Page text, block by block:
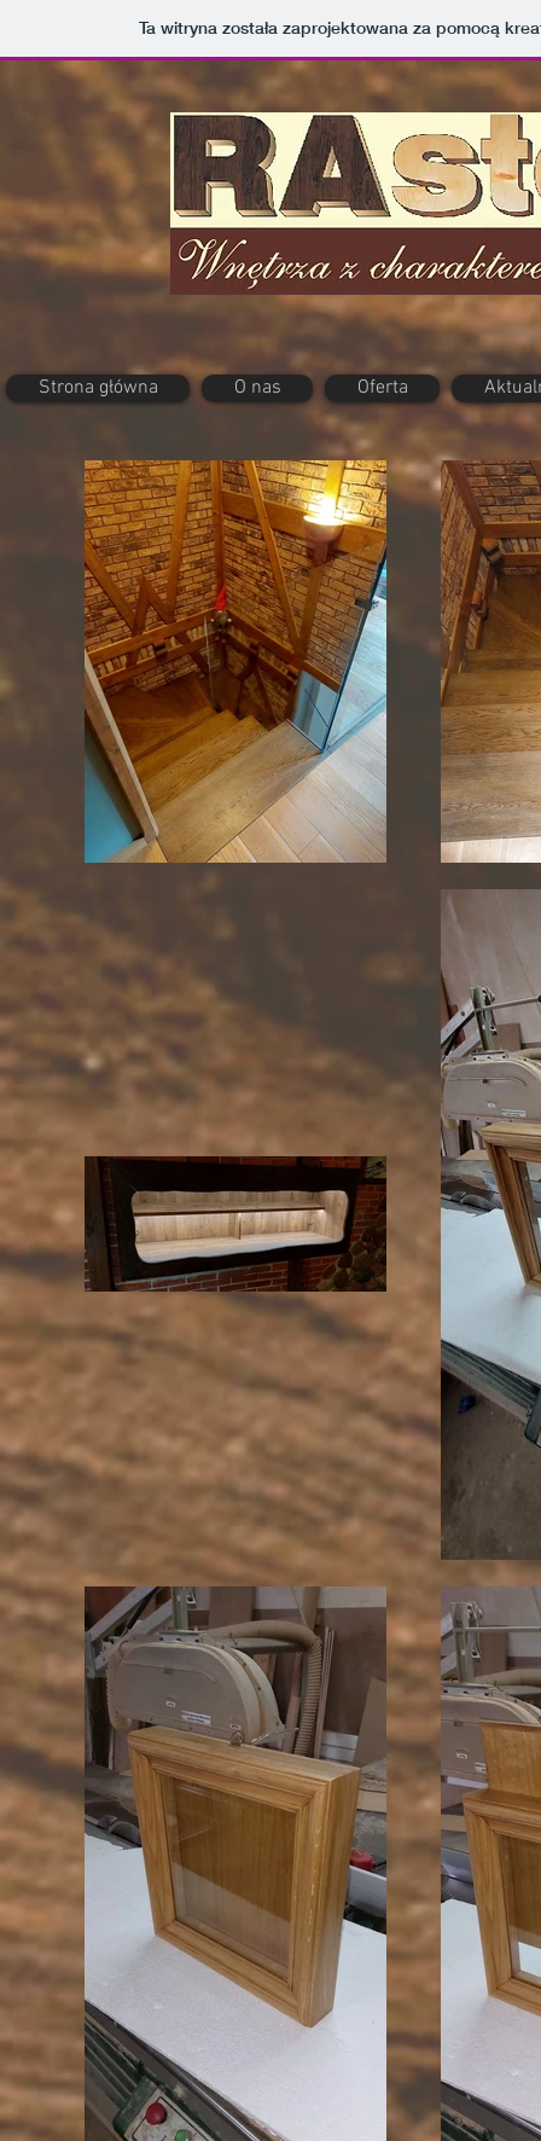
Ta witryna została zaprojektowana za pomocą
Strona główna O nas Oferta